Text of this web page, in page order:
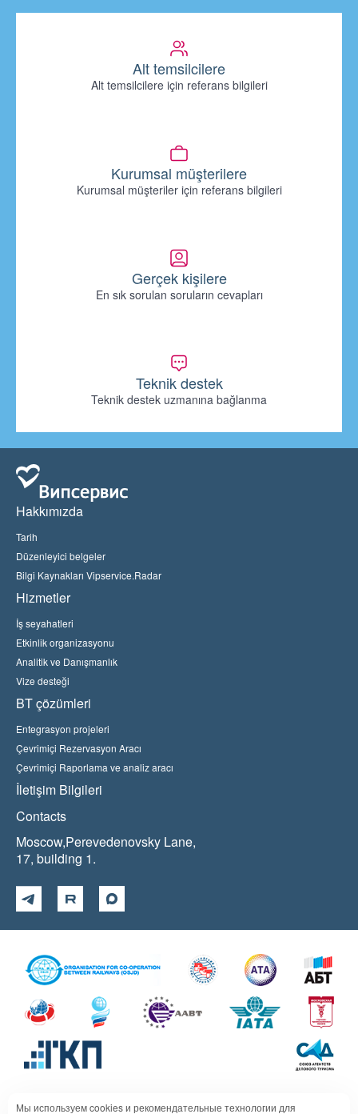
Alt temsilcilere
Alt temsilcilere için referans bilgileri
Kurumsal müşterilere
Kurumsal müşteriler için referans bilgileri
Gerçek kişilere
En sık sorulan soruların cevapları
Teknik destek
Teknik destek uzmanına bağlanma
Hakkımızda
Tarih
Düzenleyici belgeler
Bilgi Kaynakları Vipservice.Radar
Hizmetler
İş seyahatleri
Etkinlik organizasyonu
Analitik ve Danışmanlık
Vize desteği
BT çözümleri
Entegrasyon projeleri
Çevrimiçi Rezervasyon Aracı
Çevrimiçi Raporlama ve analiz aracı
İletişim Bilgileri
Contacts
Moscow,Perevedenovsky Lane,
17, building 1.
Мы используем cookies и рекомендательные технологии для